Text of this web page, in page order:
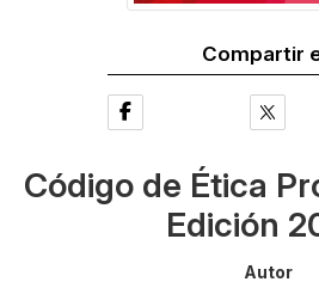
Compartir
Código de Ética
Edición
Autor